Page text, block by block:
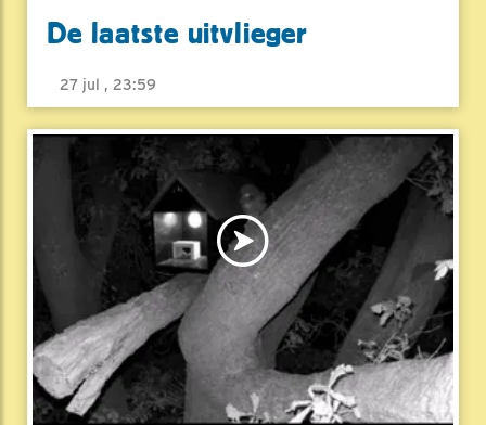
De laatste uitvlieger
27 jul , 23:59